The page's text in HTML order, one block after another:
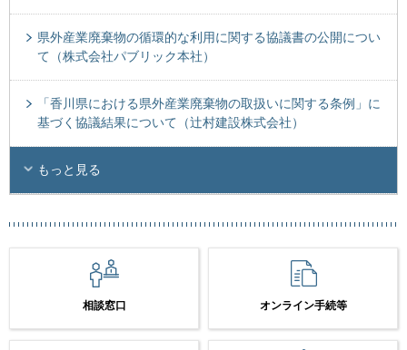
県外産業廃棄物の循環的な利用に関する協議書の公開につい
て（株式会社パブリック本社）
「香川県における県外産業廃棄物の取扱いに関する条例」に
基づく協議結果について（辻村建設株式会社）
もっと見る
相談窓口 オンライン手続等